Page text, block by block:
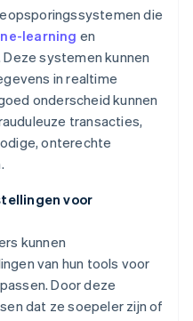
die
learning en
systemen kunnen
in realtime
onderscheid kunnen
transacties,
onterechte
voor
kunnen
van hun tools voor
Door deze
dat ze soepeler zijn of